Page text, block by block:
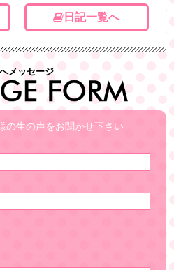
日記一覧へ
メッセージ
の生の声をお聞かせ下さい